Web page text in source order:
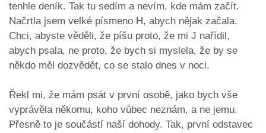
tenhle deník. Tak tu sedím a nevím, kde mám začít.
Načrtla jsem velké písmeno H, abych nějak začala.
Chci, abyste věděli, že píšu proto, že mi J nařídil,
abych psala, ne proto, že bych si myslela, že by se
někdo měl dozvědět, co se stalo dnes v noci.
Řekl mi, že mám psát v první osobě, jako bych vše
vyprávěla někomu, koho vůbec neznám, a ne jemu.
Přesně to je součástí naší dohody. Tak, první odstavec